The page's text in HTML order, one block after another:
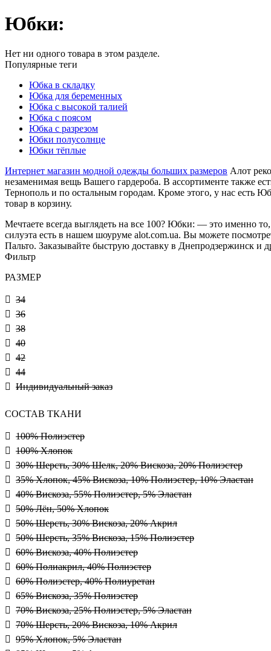
Юбки:
Нет ни одного товара в этом разделе.
Популярные теги
Юбка в складку
Юбка для беременных
Юбка с высокой талией
Юбка с поясом
Юбка с разрезом
Юбки полусолнце
Юбки тёплые
Интернет магазин модной одежды больших размеров Алот
незаменимая вещь Вашего гардероба. В ассортименте также
Тернополь и по остальным городам. Кроме этого, у нас есть
товар в корзину.
Мечтаете всегда выглядеть на все 100? Юбки: — это именно
силуэта есть в нашем шоуруме alot.com.ua. Вы можете
Пальто. Заказывайте быструю доставку в Днепродзержинск и
Фильтр
РАЗМЕР
34
36
38
40
42
44
Индивидуальный заказ
СОСТАВ ТКАНИ
100% Полиэстер
100% Хлопок
30% Шерсть, 30% Шелк, 20% Вискоза, 20% Полиэстер
35% Хлопок, 45% Вискоза, 10% Полиэстер, 10% Эластан
40% Вискоза, 55% Полиэстер, 5% Эластан
50% Лён, 50% Хлопок
50% Шерсть, 30% Вискоза, 20% Акрил
50% Шерсть, 35% Вискоза, 15% Полиэстер
60% Вискоза, 40% Полиэстер
60% Полиакрил, 40% Полиэстер
60% Полиэстер, 40% Полиуретан
65% Вискоза, 35% Полиэстер
70% Вискоза, 25% Полиэстер, 5% Эластан
70% Шерсть, 20% Вискоза, 10% Акрил
95% Хлопок, 5% Эластан